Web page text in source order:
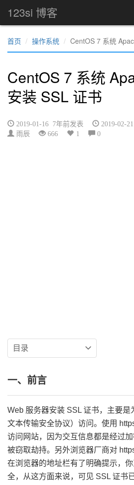
123si 博客
首页 操作系统 CentOS 7 系统
CentOS 7 系统
安装 SSL 证书
2019-01-16 7年前发表 2019-02-
雨辰
666 1 0
目录
一、前言
Web 服务器安装 SSL 证书，主要是
文本传输安全协议）访问。使用
访问网站，因为交互信息都是经过
被窃取劫持。另外浏览器厂商对
在浏览器的地址栏有了明确提示，
全，从这方面来说，可见 SSL 证书